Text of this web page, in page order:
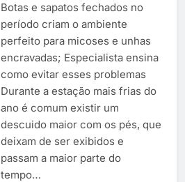
Botas e sapatos fechados no
período criam o ambiente
perfeito para micoses e unhas
encravadas; Especialista ensina
como evitar esses problemas
Durante a estação mais frias do
ano é comum existir um
descuido maior com os pés, que
deixam de ser exibidos e
passam a maior parte do
tempo…